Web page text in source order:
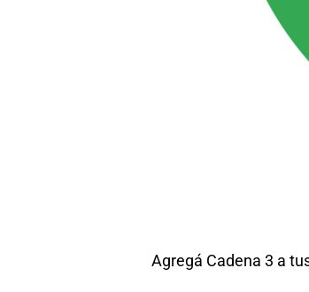
Agregá Cadena 3 a